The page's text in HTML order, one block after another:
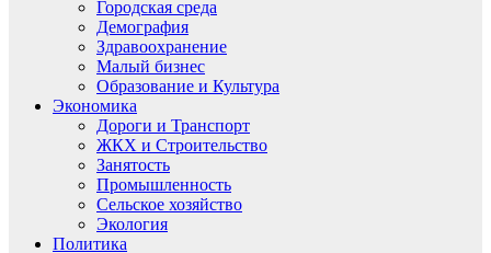
Городская среда
Демография
Здравоохранение
Малый бизнес
Образование и Культура
Экономика
Дороги и Транспорт
ЖКХ и Строительство
Занятость
Промышленность
Сельское хозяйство
Экология
Политика